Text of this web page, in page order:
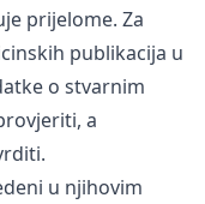
prijelome. Za
publikacija u
o stvarnim
a
u njihovim